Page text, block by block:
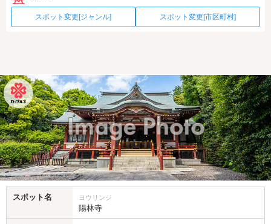
スポット変更[ジャンル] スポット変更[市区町村]
スポット名 ヨウリンジ
陽林寺